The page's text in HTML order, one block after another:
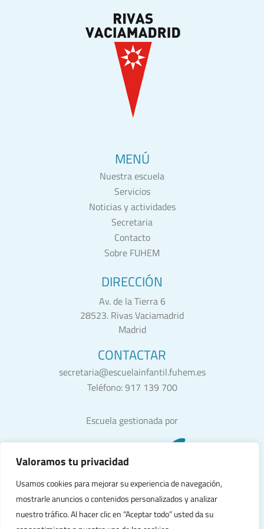
Valoramos tu privacidad
Usamos cookies para mejorar su experiencia de navegación,
mostrarle anuncios o contenidos personalizados y analizar
nuestro tráfico. Al hacer clic en “Aceptar todo” usted da su
MENÚ
Nuestra escuela
Servicios
Noticias y actividades
Secretaria
Contacto
Sobre FUHEM
DIRECCIÓN
Av. de la Tierra 6
28523. Rivas Vaciamadrid
Madrid
CONTACTAR
secretaria@escuelainfantil.fuhem.es
Teléfono:917 139 700
Escuela gestionada por